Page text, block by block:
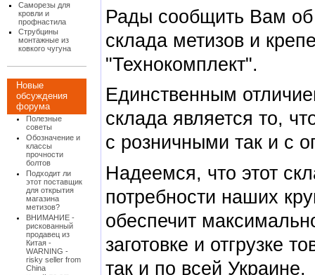
Саморезы для
кровли и
профнастила
Струбцины
монтажные из
ковкого чугуна
Новые
обсуждения
форума
Полезные
советы
Обозначение и
классы
прочности
болтов
Подходит ли
этот поставщик
для открытия
магазина
метизов?
ВНИМАНИЕ -
рискованный
продавец из
Китая -
WARNING -
risky seller from
China
Рады сообщить Вам об
склада метизов и
"Технокомплект".
Единственным
склада является то,
с розничными так и с
Надеемся, что этот
потребности наших
обеспечит
заготовке и отгрузке
так и по всей Украине.